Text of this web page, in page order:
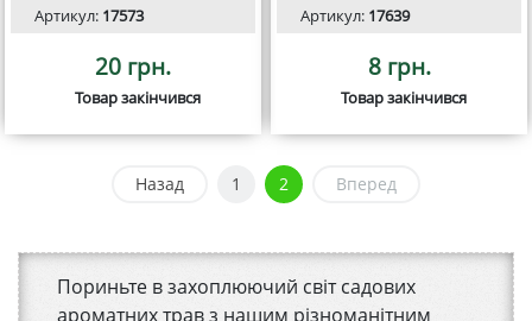
Пориньте в захоплюючий світ садових
ароматних трав з нашим різноманітним
Артикул: 17573
20 грн.
Товар закінчився
Артикул: 17639
8 грн.
Товар закінчився
Назад 1 2 Вперед